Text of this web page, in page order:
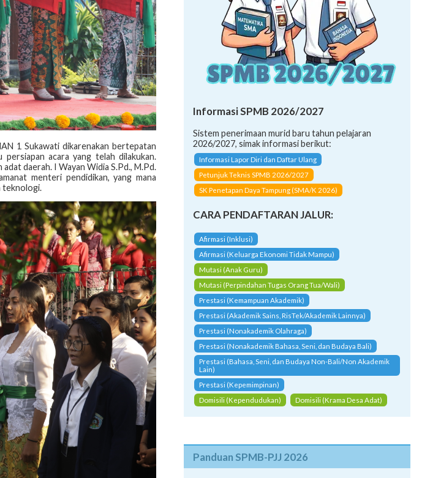
1 Sukawati dikarenakan bertepatan
acara yang telah dilakukan.
daerah. I Wayan Widia S.Pd., M.Pd.
menteri pendidikan, yang mana
teknologi.
Informasi SPMB 2026/2027
Sistem penerimaan murid baru tahun pelajaran
2026/2027, simak informasi berikut:
Informasi Lapor Diri dan Daftar Ulang
Petunjuk Teknis SPMB 2026/2027
SK Penetapan Daya Tampung (SMA/K 2026)
CARA PENDAFTARAN JALUR:
Afirmasi (Inklusi)
Afirmasi (Keluarga Ekonomi Tidak Mampu)
Mutasi (Anak Guru)
Mutasi (Perpindahan Tugas Orang Tua/Wali)
Prestasi (Kemampuan Akademik)
Prestasi (Akademik Sains, RisTek/Akademik Lainnya)
Prestasi (Nonakademik Olahraga)
Prestasi (Nonakademik Bahasa, Seni, dan Budaya Bali)
Prestasi (Bahasa, Seni, dan Budaya Non-Bali/Non Akademik
Lain)
Prestasi (Kepemimpinan)
Domisili (Kependudukan)
Domisili (Krama Desa Adat)
Panduan SPMB-PJJ 2026